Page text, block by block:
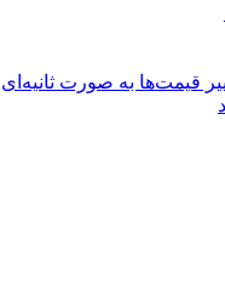
قیمت‌ها به صورت ثانیه‌ای